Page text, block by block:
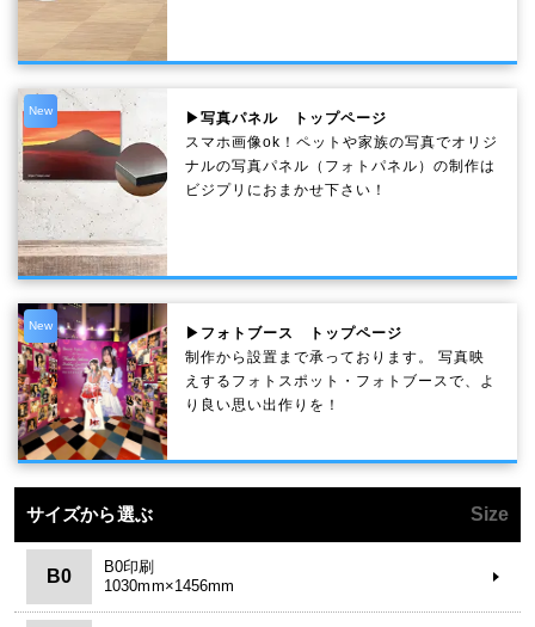
New
▶写真パネル トップページ
スマホ画像ok！ペットや家族の写真でオリジ
ナルの写真パネル（フォトパネル）の制作は
ビジプリにおまかせ下さい！
New
▶フォトブース トップページ
制作から設置まで承っております。 写真映
えするフォトスポット・フォトブースで、よ
り良い思い出作りを！
サイズから選ぶ Size
B0
B0印刷
1030mm×1456mm